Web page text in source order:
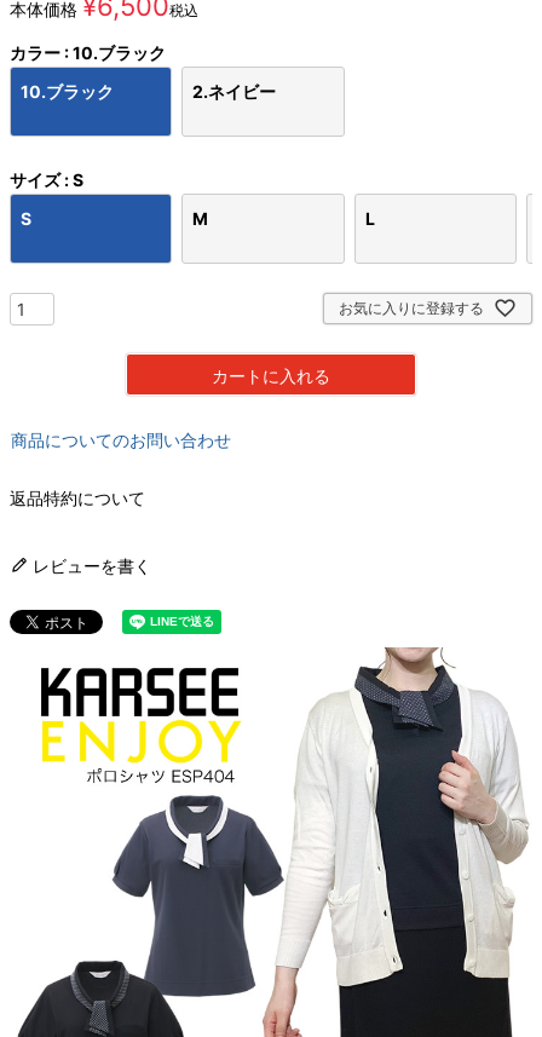
本体価格 税込
カラー 10.ブラック
10.ブラック
2.ネイビー
サイズ S
S
M L
お気に入りに登録する
カートに入れる
商品についてのお問い合わせ
返品特約について
レビューを書く